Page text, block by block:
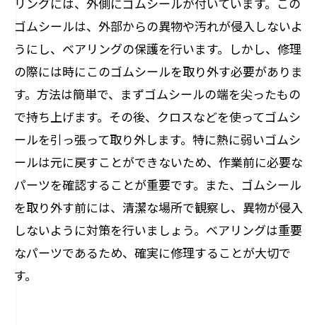
ゴムシールは、外部からの異物や汚れが侵入しないよ
うにし、ベアリングの保護を行います。しかし、修理
の際には時にこのゴムシールを取り外す必要がありま
す。方法は簡単で、まずゴムシールの端を尖ったもの
で持ち上げます。その後、クロスなどを使ってゴムシ
ールを引っ張って取り外します。特に熱に弱いゴムシ
ールは元に戻すことができないため、作業前に必要な
パーツを確認することが重要です。また、ゴムシール
を取り外す前には、清潔な場所で観察し、異物が侵入
しないように対策を行いましょう。ベアリングは重要
なパーツであるため、確実に修理することが大切で
す。